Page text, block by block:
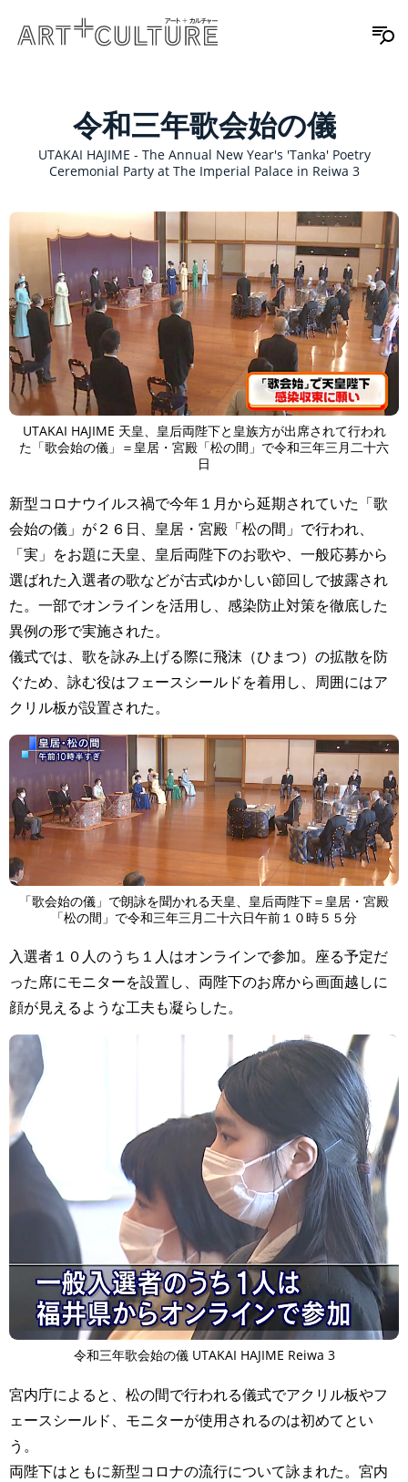
令和三年歌会始の儀
UTAKAI HAJIME - The Annual New Year's 'Tanka' Poetry
Ceremonial Party at The Imperial Palace in Reiwa 3
UTAKAI HAJIME 天皇、皇后両陛下と皇族方が出席されて行われ
た「歌会始の儀」＝皇居・宮殿「松の間」で令和三年三月二十六
日
新型コロナウイルス禍で今年１月から延期されていた「歌
会始の儀」が２６日、皇居・宮殿「松の間」で行われ、
「実」をお題に天皇、皇后両陛下のお歌や、一般応募から
選ばれた入選者の歌などが古式ゆかしい節回しで披露され
た。一部でオンラインを活用し、感染防止対策を徹底した
異例の形で実施された。
儀式では、歌を詠み上げる際に飛沫（ひまつ）の拡散を防
ぐため、詠む役はフェースシールドを着用し、周囲にはア
クリル板が設置された。
「歌会始の儀」で朗詠を聞かれる天皇、皇后両陛下＝皇居・宮殿
「松の間」で令和三年三月二十六日午前１０時５５分
入選者１０人のうち１人はオンラインで参加。座る予定だ
った席にモニターを設置し、両陛下のお席から画面越しに
顔が見えるような工夫も凝らした。
令和三年歌会始の儀 UTAKAI HAJIME Reiwa 3
宮内庁によると、松の間で行われる儀式でアクリル板やフ
ェースシールド、モニターが使用されるのは初めてとい
う。
両陛下はともに新型コロナの流行について詠まれた。宮内